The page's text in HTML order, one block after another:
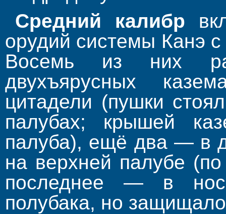
Средний калибр
орудий системы Канэ
Восемь из них
двухъярусных
цитадели (пушки
палубах; крышей
палуба), ещё два — в
на верхней палубе
последнее — в
полубака, но